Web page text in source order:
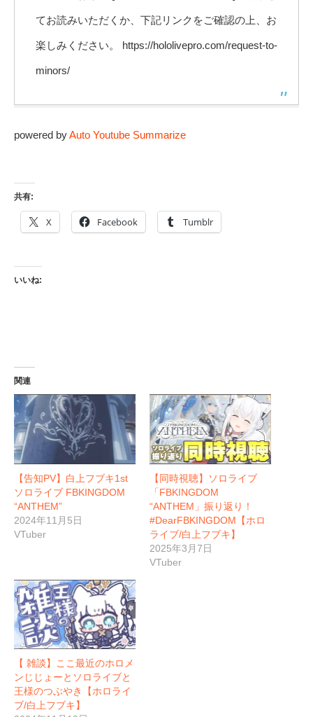
てお読みいただくか、下記リンクをご確認の上、お
楽しみください。 https://hololivepro.com/request-to-
minors/
powered byAuto Youtube Summarize
共有:
X Facebook Tumblr
いいね:
関連
【告知PV】白上フブキ1st
ソロライブ FBKINGDOM
“ANTHEM”
2024年11月5日
VTuber
【同時視聴】ソロライブ
「FBKINGDOM
“ANTHEM」振り返り！
#DearFBKINGDOM【ホロ
ライブ/白上フブキ】
2025年3月7日
VTuber
【 雑談】ここ最近のホロメ
ンじじょーとソロライブと
王様のつぶやき【ホロライ
ブ/白上フブキ】